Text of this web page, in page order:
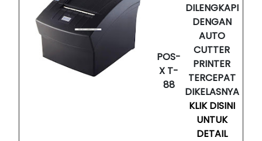
POS-
X T-
88
DILENGKAPI
DENGAN
AUTO
CUTTER
PRINTER
TERCEPAT
DIKELASNYA
KLIK DISINI
UNTUK
DETAIL